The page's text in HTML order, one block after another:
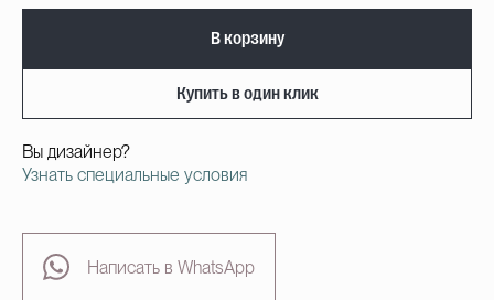
В корзину
Купить в один клик
Вы дизайнер?
Узнать специальные условия
Написать в WhatsApp